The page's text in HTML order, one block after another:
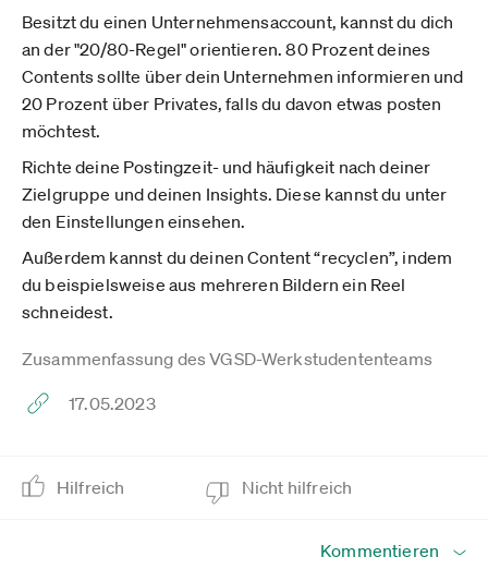
Besitzt du einen Unternehmensaccount, kannst du dich
an der "20/80-Regel" orientieren. 80 Prozent deines
Contents sollte über dein Unternehmen informieren und
20 Prozent über Privates, falls du davon etwas posten
möchtest.
Richte deine Postingzeit- und häufigkeit nach deiner
Zielgruppe und deinen Insights. Diese kannst du unter
den Einstellungen einsehen.
Außerdem kannst du deinen Content “recyclen”, indem
du beispielsweise aus mehreren Bildern ein Reel
schneidest.
Zusammenfassung des VGSD-Werkstudententeams
17.05.2023
Hilfreich Nicht hilfreich
Kommentieren